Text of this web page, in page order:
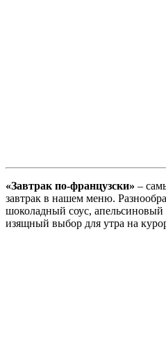
«Завтрак по-французски» –
завтрак в нашем меню.
шоколадный соус,
изящный выбор для утра на